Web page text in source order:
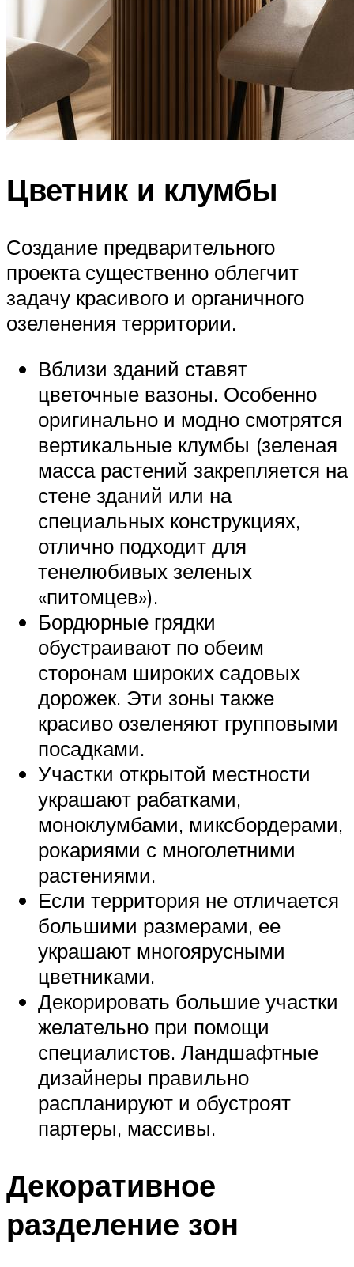
Цветник и клумбы
Создание предварительного
проекта существенно облегчит
задачу красивого и органичного
озеленения территории.
Вблизи зданий ставят
цветочные вазоны. Особенно
оригинально и модно смотрятся
вертикальные клумбы (зеленая
масса растений закрепляется на
стене зданий или на
специальных конструкциях,
отлично подходит для
тенелюбивых зеленых
«питомцев»).
Бордюрные грядки
обустраивают по обеим
сторонам широких садовых
дорожек. Эти зоны также
красиво озеленяют групповыми
посадками.
Участки открытой местности
украшают рабатками,
моноклумбами, миксбордерами,
рокариями с многолетними
растениями.
Если территория не отличается
большими размерами, ее
украшают многоярусными
цветниками.
Декорировать большие участки
желательно при помощи
специалистов. Ландшафтные
дизайнеры правильно
распланируют и обустроят
партеры, массивы.
Декоративное
разделение зон